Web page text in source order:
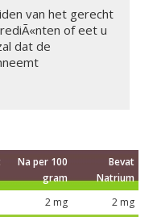
van het gerecht
of eet u
dat de
Na per 100
gram
Bevat
Natrium
2 mg
2 mg